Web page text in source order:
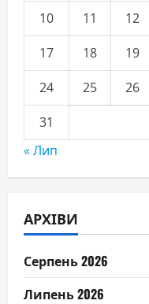
10
11 12
17
18 19
24
25 26
31
« Лип
АРХІВИ
Серпень 2026
Липень 2026